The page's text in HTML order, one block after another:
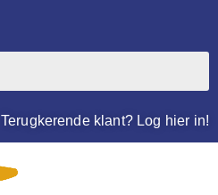
Terugkerende klant? Log hier in!